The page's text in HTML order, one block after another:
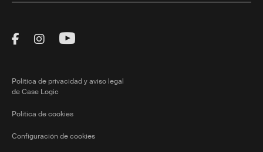
Visit Thule on Facebook (external link)
Visit Thule on Instagram (external link)
Visit Thule on Youtube (external
Política de privacidad y aviso legal
de Case Logic
Política de cookies
Configuración de cookies